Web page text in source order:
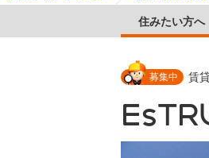
住みたい方へ
募集中 賃